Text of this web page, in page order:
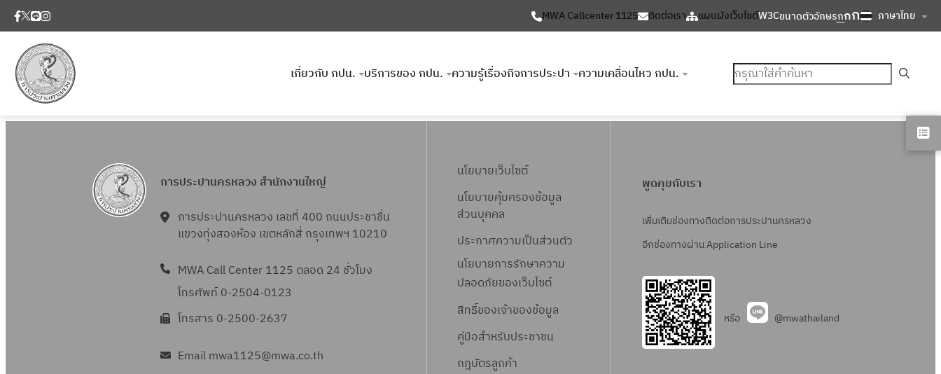
MWA Callcenter 1125 ติดต่อเรา แผนผังเว็บไซต์W3Cขนาดตัวอักษรกกก ภาษาไทย
เกี่ยวกับ กปน. บริการของ กปน. ความรู้เรื่องกิจการประปา ความเคลื่อนไหว กปน. ค้นหา
การประปานครหลวง สำนักงานใหญ่
การประปานครหลวง เลขที่ 400 ถนนประชาชื่น
แขวงทุ่งสองห้อง เขตหลักสี่ กรุงเทพฯ 10210
MWA Call Center 1125 ตลอด 24 ชั่วโมง
โทรศัพท์ 0-2504-0123
โทรสาร 0-2500-2637
Email mwa1125@mwa.co.th
นโยบายเว็บไซต์
นโยบายคุ้มครองข้อมูล
ส่วนบุคคล
ประกาศความเป็นส่วนตัว
นโยบายการรักษาความ
ปลอดภัยของเว็บไซต์
สิทธิ์ของเจ้าของข้อมูล
คู่มือสำหรับประชาชน
กฎบัตรลูกค้า
พูดคุยกับเรา
เพิ่มเติมช่องทางติดต่อการประปานครหลวง
อีกช่องทางผ่าน Application Line
หรือ @mwathailand